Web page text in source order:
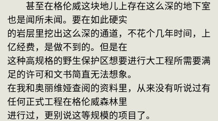
甚至在格伦威这块地儿上存在这么深的地下室
也是闻所未闻。要在如此硬实
的岩层里挖出这么深的通道，不花个几年时间，上
亿经费，是做不到的。但是在
这种高规格的野生保护区想要进行大工程所需要满
足的许可和文书简直无法想象。
在我和奥丽维娅查阅的资料里，从来没有听说过有
任何正式工程在格伦威森林里
进行过，更别说这等规模的项目了。